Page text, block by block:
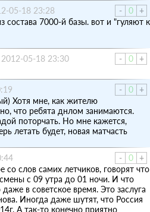
-
0 +
05-18 23:28
состава 7000-й базы. вот и "гуляют к
-
0 +
2012-05-18 23:30
-
0 +
Хотя мне, как жителю
что ребята днлом занимаются.
поторчать. Но мне кажется,
летать будет, новая матчасть
-
0 +
со слов самих летчиков, говорят что
с 09 утра до 01 ночи. И что
в советское время. Это заслуга
Иногда даже шутят, что Россия
А так-то конечно приятно